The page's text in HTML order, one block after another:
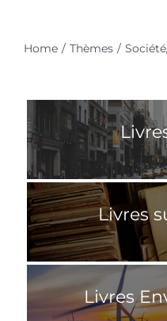
Home Thèmes
Livres
Livres